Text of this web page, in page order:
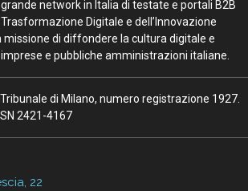
grande network in Italia di testate e portali B2B
Digitale e dell’Innovazione
missione di diffondere la cultura digitale e
e pubbliche amministrazioni italiane.
di Milano, numero registrazione 1927.
2421-4167
22